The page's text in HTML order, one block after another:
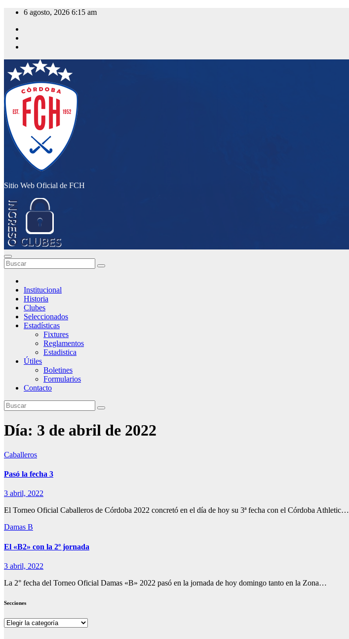
Saltar
contenido
6 agosto, 2026 6:15 am
Sitio Web Oficial de FCH
Institucional
Historia
Clubes
Seleccionados
Estadísticas
Fixtures
Reglamentos
Estadistica
Útiles
Boletines
Formularios
Contacto
Día: 3 de abril de 2022
Caballeros
Pasó la fecha 3
3 abril, 2022
El Torneo Oficial Caballeros de Córdoba 2022 concretó en el día de hoy su 3ª fecha con el Córdoba Athletic…
Damas B
El «B2» con la 2º jornada
3 abril, 2022
La 2° fecha del Torneo Oficial Damas «B» 2022 pasó en la jornada de hoy domingo tanto en la Zona…
Secciones
Secciones